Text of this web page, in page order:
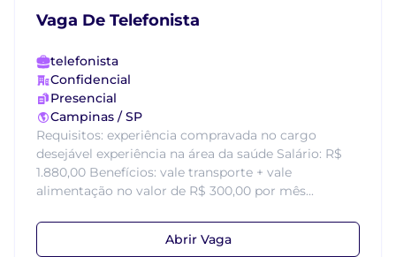
Vaga De Telefonista
telefonista
Confidencial
Presencial
Campinas / SP
Requisitos: experiência compravada no cargo
desejável experiência na área da saúde Salário: R$
1.880,00 Benefícios: vale transporte + vale
alimentação no valor de R$ 300,00 por mês...
Abrir Vaga